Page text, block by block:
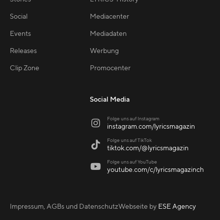
Social
Events
Releases
Clip Zone
Mediacenter
Mediadaten
Werbung
Promocenter
Social Media
 Folge uns auf Instagram
instagram.com/lyricsmagazin
 Folge uns auf TikTok
tiktok.com/@lyricsmagazin
 Folge uns auf YouTube
youtube.com/c/lyricsmagazinch
Impressum, AGBs und DatenschutzWebseite by ESE Agency